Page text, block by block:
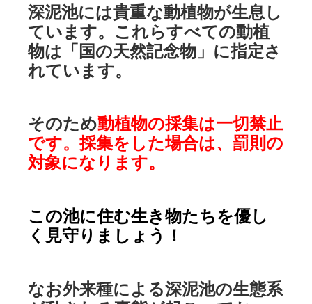
深泥池には貴重な動植物が生息し
ています。これらすべての動植
物は「国の天然記念物」に指定さ
れています。
そのため動植物の採集は一切禁止
です。採集をした場合は、罰則の
対象になります。
この池に住む生き物たちを優し
く見守りましょう！
なお外来種による深泥池の生態系